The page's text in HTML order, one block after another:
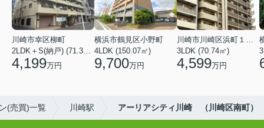
川崎市幸区柳町
4,199万円
横浜市鶴見区小野町
4LDK (150.07㎡)
9,700万円
3LDK (70.74㎡)
4,599万円
(売買)一覧 川崎駅 アーリアシティ川崎 （川崎区南町）